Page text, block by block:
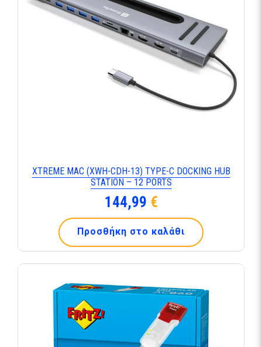
XTREME MAC (XWH-CDH-13) TYPE-C DOCKING HUB
STATION – 12 PORTS
144,99 €
Προσθήκη στο καλάθι